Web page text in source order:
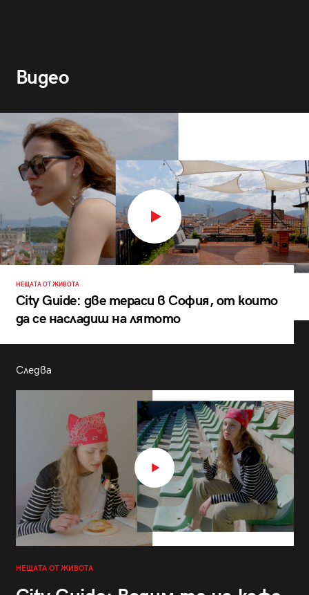
Видео
НЕЩАТА ОТ ЖИВОТА
City Guide: две тераси в София, от които
да се насладиш на лятото
Следва
НЕЩАТА ОТ ЖИВОТА